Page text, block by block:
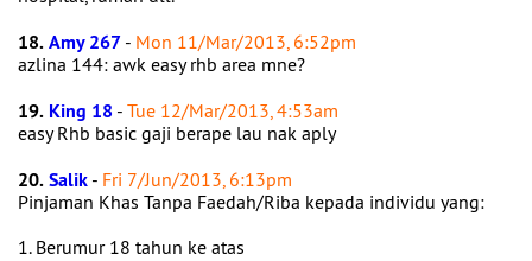
18.Amy 267 - Mon 11/Mar/2013, 6:52pm
azlina 144: awk easy rhb area mne?
19. King 18 - Tue 12/Mar/2013, 4:53am
easy Rhb basic gaji berape lau nak aply
20.Salik - Fri 7/Jun/2013, 6:13pm
Pinjaman Khas Tanpa Faedah/Riba kepada individu yang:
1. Berumur 18 tahun ke atas